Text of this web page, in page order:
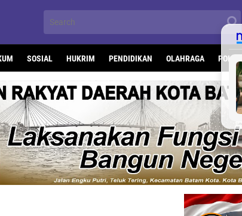
SOSIAL HUKRIM PENDIDIKAN OLAHRAGA POLITIK